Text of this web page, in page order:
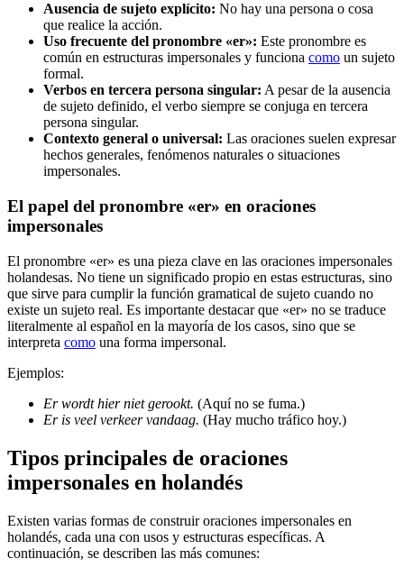
Ausencia de sujeto explícito: No hay una persona o cosa
que realice la acción.
Uso frecuente del pronombre «er»: Este pronombre es
común en estructuras impersonales y funciona como un sujeto
formal.
Verbos en tercera persona singular: A pesar de la ausencia
de sujeto definido, el verbo siempre se conjuga en tercera
persona singular.
Contexto general o universal: Las oraciones suelen expresar
hechos generales, fenómenos naturales o situaciones
impersonales.
El papel del pronombre «er» en oraciones
impersonales
El pronombre «er» es una pieza clave en las oraciones impersonales
holandesas. No tiene un significado propio en estas estructuras, sino
que sirve para cumplir la función gramatical de sujeto cuando no
existe un sujeto real. Es importante destacar que «er» no se traduce
literalmente al español en la mayoría de los casos, sino que se
interpreta como una forma impersonal.
Ejemplos:
Er wordt hier niet gerookt. (Aquí no se fuma.)
Er is veel verkeer vandaag. (Hay mucho tráfico hoy.)
Tipos principales de oraciones
impersonales en holandés
Existen varias formas de construir oraciones impersonales en
holandés, cada una con usos y estructuras específicas. A
continuación, se describen las más comunes: